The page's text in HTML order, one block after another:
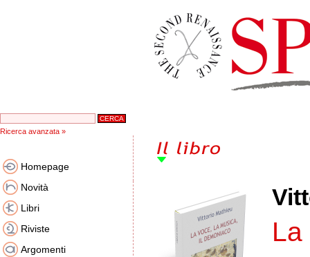
Ricerca avanzata »
Homepage
Novità
Libri
Riviste
Argomenti